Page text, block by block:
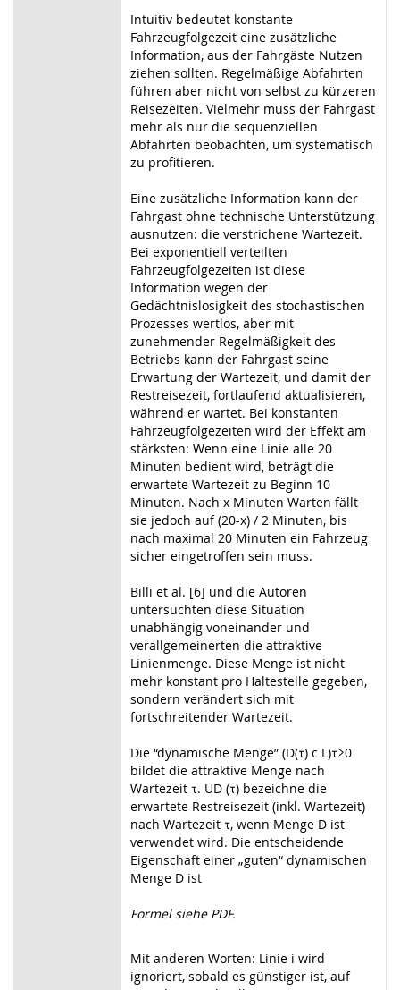
Intuitiv bedeutet konstante
Fahrzeugfolgezeit eine zusätzliche
Information, aus der Fahrgäste Nutzen
ziehen sollten. Regelmäßige Abfahrten
führen aber nicht von selbst zu kürzeren
Reisezeiten. Vielmehr muss der Fahrgast
mehr als nur die sequenziellen
Abfahrten beobachten, um systematisch
zu profitieren.
Eine zusätzliche Information kann der
Fahrgast ohne technische Unterstützung
ausnutzen: die verstrichene Wartezeit.
Bei exponentiell verteilten
Fahrzeugfolgezeiten ist diese
Information wegen der
Gedächtnislosigkeit des stochastischen
Prozesses wertlos, aber mit
zunehmender Regelmäßigkeit des
Betriebs kann der Fahrgast seine
Erwartung der Wartezeit, und damit der
Restreisezeit, fortlaufend aktualisieren,
während er wartet. Bei konstanten
Fahrzeugfolgezeiten wird der Effekt am
stärksten: Wenn eine Linie alle 20
Minuten bedient wird, beträgt die
erwartete Wartezeit zu Beginn 10
Minuten. Nach x Minuten Warten fällt
sie jedoch auf (20-x) / 2 Minuten, bis
nach maximal 20 Minuten ein Fahrzeug
sicher eingetroffen sein muss.
Billi et al. [6] und die Autoren
untersuchten diese Situation
unabhängig voneinander und
verallgemeinerten die attraktive
Linienmenge. Diese Menge ist nicht
mehr konstant pro Haltestelle gegeben,
sondern verändert sich mit
fortschreitender Wartezeit.
Die “dynamische Menge” (D(τ) c L)τ≥0
bildet die attraktive Menge nach
Wartezeit τ. UD (τ) bezeichne die
erwartete Restreisezeit (inkl. Wartezeit)
nach Wartezeit τ, wenn Menge D ist
verwendet wird. Die entscheidende
Eigenschaft einer „guten“ dynamischen
Menge D ist
Formel siehe PDF.
Mit anderen Worten: Linie i wird
ignoriert, sobald es günstiger ist, auf